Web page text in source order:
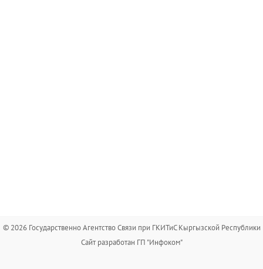
© 2026 Государственно Агентство Связи при ГКИТиС Кыргызской Республики
Сайт разработан ГП "Инфоком"